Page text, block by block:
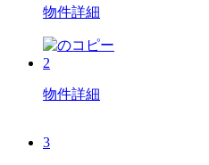
物件詳細
2
物件詳細
3